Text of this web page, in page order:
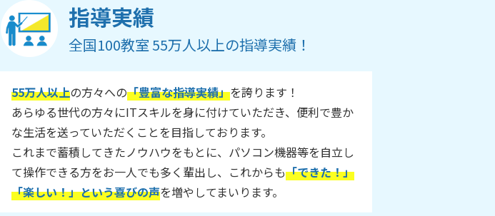
指導実績
全国100教室 55万人以上の指導実績！
55万人以上の方々への「豊富な指導実績」を誇ります！
あらゆる世代の方々にITスキルを身に付けていただき、便利で豊か
な生活を送っていただくことを目指しております。
これまで蓄積してきたノウハウをもとに、パソコン機器等を自立し
て操作できる方をお一人でも多く輩出し、これからも「できた！」
「楽しい！」という喜びの声を増やしてまいります。